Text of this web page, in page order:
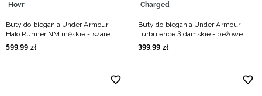
Hovr
Buty do biegania Under Armour
Halo Runner NM męskie - szare
599,99 zł
Charged
Buty do biegania Under Armour
Turbulence 3 damskie - beżowe
399,99 zł